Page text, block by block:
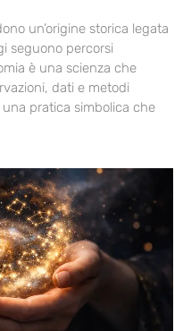
un’origine storica legata
seguono percorsi
è una scienza che
dati e metodi
una pratica simbolica che